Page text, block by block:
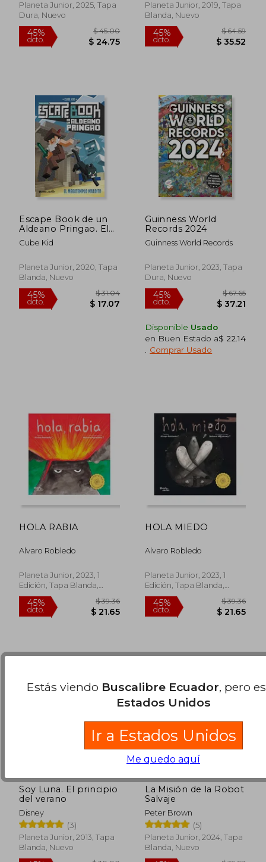
40%
dcto.
$ 60.70
$ 36.42
45%
dcto.
Planeta Junior, 2025, Tapa
Dura, Nuevo
$ 45.00
Planeta Junior, 2019, Tapa
Blanda, Nuevo
Escape Book de un
Aldeano Pringao. El
Megatemplo Maldito
Cube Kid
Planeta Junior, 2020, Tapa
Blanda, Nuevo
45%
dcto.
Guinness World
Records 2024
Guinness World Records
Planeta Junior, 2023, Tapa
Dura, Nuevo
45%
dcto.
Disponible Usado
en Buen Estado a$ 22.14
Comprar Usado
HOLA RABIA
Alvaro Robledo
Planeta Junior, 2023, 1
Edición, Tapa Blanda,
Nuevo
HOLA MIEDO
Alvaro Robledo
Planeta Junior, 2023, 1
Edición, Tapa Blanda,
Nuevo
Soy Luna. El principio
del verano
Disney
(3)
Planeta Junior, 2013, Tapa
Blanda, Nuevo
La Misión de la Robot
Salvaje
Peter Brown
(5)
Planeta Junior, 2024, Tapa
Blanda, Nuevo
Estás viendo Buscalibre Ecuador, pero
Estados Unidos
Ir a Estados Unidos
Me quedo aquí